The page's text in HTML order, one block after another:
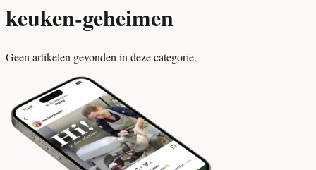
keuken-geheimen
Geen artikelen gevonden in deze categorie.